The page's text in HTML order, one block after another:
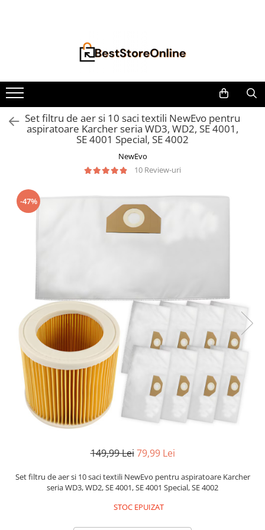
Accesorii aparate climatizare
Accesorii console gaming
Accesorii si Piese Aspiratoare
Aspiratoare Universale
Dyson
Tefal Rowenta X-Force Flex
Aspiratoare Auto
Produse Cosmetica Auto
Scule auto
Casa, Gradina & Bricolaj
Accesorii mese si scaune
Accesorii prize si intrerupatoare
Becuri
Clesti si Patenti
Corpuri de iluminat interior
Echipamente protectia muncii
Set filtru de aer si 10 saci textili NewEvo pentru
aspiratoare Karcher seria WD3, WD2, SE 4001,
SE 4001 Special, SE 4002
NewEvo
10 Review-uri
-47%
149,99 Lei 79,99 Lei
Set filtru de aer si 10 saci textili NewEvo pentru aspiratoare Karcher
seria WD3, WD2, SE 4001, SE 4001 Special, SE 4002
STOC EPUIZAT